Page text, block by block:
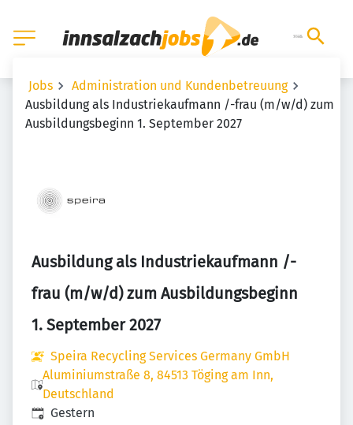
Jobs
Administration und Kundenbetreuung
Ausbildung als Industriekaufmann /-frau (m/w/d) zum
Ausbildungsbeginn 1. September 2027
Ausbildung als Industriekaufmann /-
frau (m/w/d) zum Ausbildungsbeginn
1. September 2027
Speira Recycling Services Germany GmbH
Aluminiumstraße 8, 84513 Töging am Inn,
Deutschland
Veröffentlicht
Gestern